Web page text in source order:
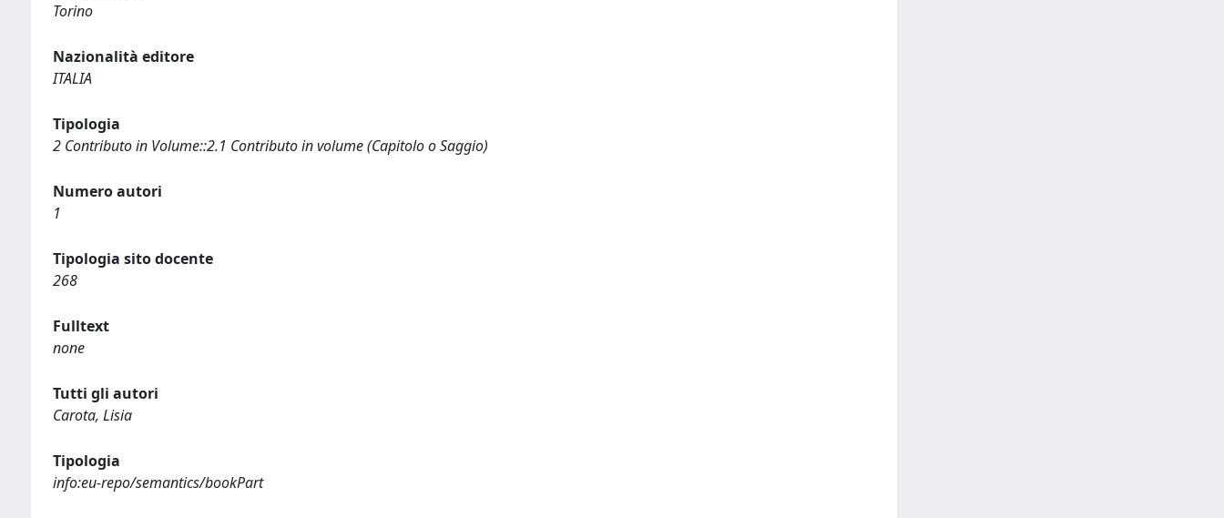
Torino
Nazionalità editore
ITALIA
Tipologia
2 Contributo in Volume::2.1 Contributo in volume (Capitolo o Saggio)
Numero autori
1
Tipologia sito docente
268
Fulltext
none
Tutti gli autori
Carota, Lisia
Tipologia
info:eu-repo/semantics/bookPart